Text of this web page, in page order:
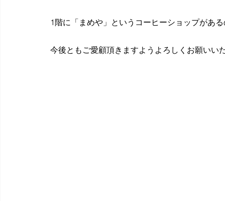
1階に「まめや」というコーヒーショップがあ
今後ともご愛顧頂きますようよろしくお願いい